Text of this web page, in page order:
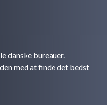
danske bureauer.
med at finde det bedst